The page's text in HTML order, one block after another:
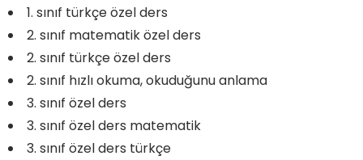
1. sınıf türkçe özel ders
2. sınıf matematik özel ders
2. sınıf türkçe özel ders
2. sınıf hızlı okuma, okuduğunu anlama
3. sınıf özel ders
3. sınıf özel ders matematik
3. sınıf özel ders türkçe